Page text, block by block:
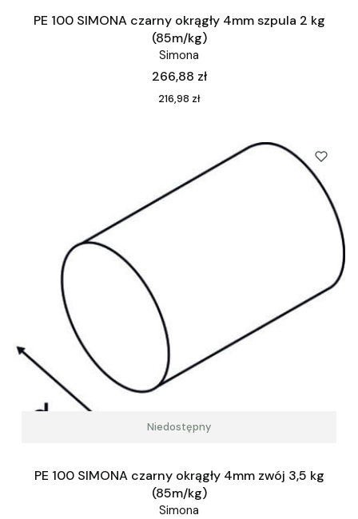
PE 100 SIMONA czarny okrągły 4mm szpula 2 kg
(85m/kg)
Simona
Cena
266,88 zł
Cena
216,98 zł
Niedostępny
PE 100 SIMONA czarny okrągły 4mm zwój 3,5 kg
(85m/kg)
Simona